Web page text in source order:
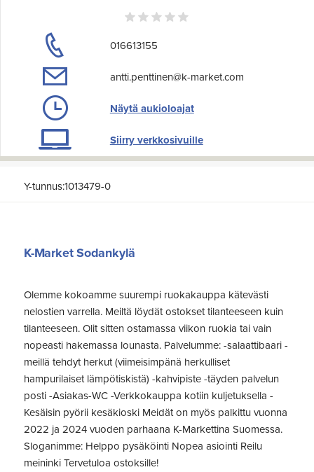
016613155
antti.penttinen@k-market.com
Näytä aukioloajat
Siirry verkkosivuille
Y-tunnus:1013479-0
K-Market Sodankylä
Olemme kokoamme suurempi ruokakauppa kätevästi
nelostien varrella. Meiltä löydät ostokset tilanteeseen kuin
tilanteeseen. Olit sitten ostamassa viikon ruokia tai vain
nopeasti hakemassa lounasta. Palvelumme: -salaattibaari -
meillä tehdyt herkut (viimeisimpänä herkulliset
hampurilaiset lämpötiskistä) -kahvipiste -täyden palvelun
posti -Asiakas-WC -Verkkokauppa kotiin kuljetuksella -
Kesäisin pyörii kesäkioski Meidät on myös palkittu vuonna
2022 ja 2024 vuoden parhaana K-Markettina Suomessa.
Sloganimme: Helppo pysäköinti Nopea asiointi Reilu
meininki Tervetuloa ostoksille!